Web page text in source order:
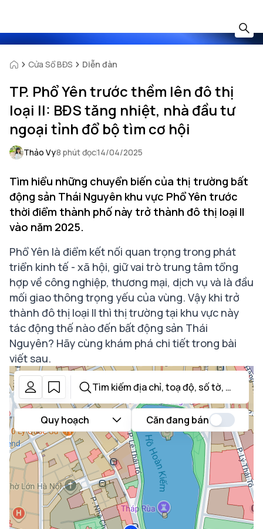
Cửa Sổ BĐS Diễn đàn
TP. Phổ Yên trước thềm lên đô thị
loại II: BĐS tăng nhiệt, nhà đầu tư
ngoại tỉnh đổ bộ tìm cơ hội
Thảo Vy8 phút đọc14/04/2025
Tìm hiểu những chuyển biến của thị trường bất
động sản Thái Nguyên khu vực Phổ Yên trước
thời điểm thành phố này trở thành đô thị loại II
vào năm 2025.
Phổ Yên là điểm kết nối quan trọng trong phát
triển kinh tế - xã hội, giữ vai trò trung tâm tổng
hợp về công nghiệp, thương mại, dịch vụ và là đầu
mối giao thông trọng yếu của vùng. Vậy khi trở
thành đô thị loại II thì thị trường tại khu vực này
tác động thế nào đến bất động sản Thái
Nguyên? Hãy cùng khám phá chi tiết trong bài
viết sau.